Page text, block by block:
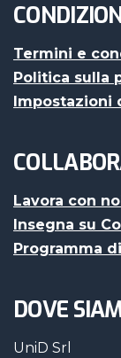
Termini e
Politica sulla
Impostazioni
Lavora con
Insegna su
Programma
DOVE
UniD Srl